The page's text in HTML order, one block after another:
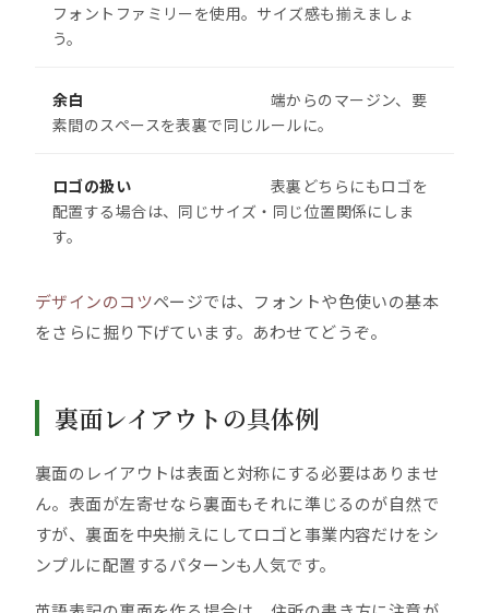
フォントファミリーを使用。サイズ感も揃えましょ
う。
余白
端からのマージン、要
素間のスペースを表裏で同じルールに。
ロゴの扱い
表裏どちらにもロゴを
配置する場合は、同じサイズ・同じ位置関係にしま
す。
デザインのコツページでは、フォントや色使いの基本
をさらに掘り下げています。あわせてどうぞ。
裏面レイアウトの具体例
裏面のレイアウトは表面と対称にする必要はありませ
ん。表面が左寄せなら裏面もそれに準じるのが自然で
すが、裏面を中央揃えにしてロゴと事業内容だけをシ
ンプルに配置するパターンも人気です。